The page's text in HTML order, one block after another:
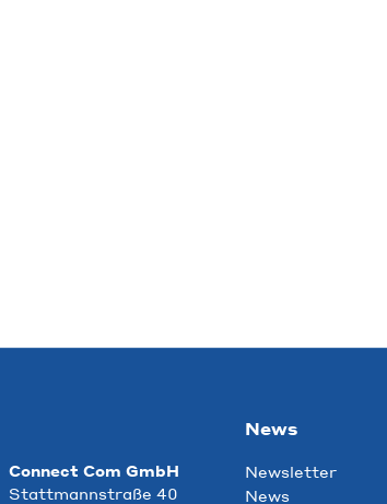
Connect Com GmbH
Stattmannstraße 40
News
Newsletter
News